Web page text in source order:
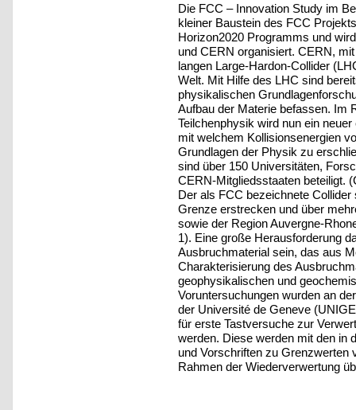
Die FCC – Innovation Study im
kleiner Baustein des FCC
Horizon2020 Programms und
und CERN organisiert. CERN,
langen Large-Hardon-Collider
Welt. Mit Hilfe des LHC sind
physikalischen
Aufbau der Materie befassen. Im
Teilchenphysik wird nun ein
mit welchem Kollisionsenergien
Grundlagen der Physik zu
sind über 150 Universitäten,
CERN-Mitgliedsstaaten beteiligt.
Der als FCC bezeichnete
Grenze erstrecken und über
sowie der Region Auvergne-
1). Eine große Herausforderung
Ausbruchmaterial sein, das aus
Charakterisierung des
geophysikalischen und
Voruntersuchungen wurden an
der Université de Geneve
für erste Tastversuche zur
werden. Diese werden mit den in
und Vorschriften zu Grenzwerten
Rahmen der Wiederverwertung